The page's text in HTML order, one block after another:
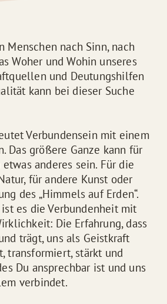
Menschen nach Sinn, nach
Woher und Wohin unseres
und Deutungshilfen
kann bei dieser Suche
Verbundensein mit einem
Das größere Ganze kann für
anderes sein. Für die
für andere Kunst oder
des „Himmels auf Erden“.
es die Verbundenheit mit
Die Erfahrung, dass
trägt, uns als Geistkraft
transformiert, stärkt und
Du ansprechbar ist und uns
verbindet.